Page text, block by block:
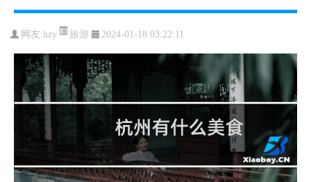
网友:hzy 旅游 2024-01-18 03:22:11